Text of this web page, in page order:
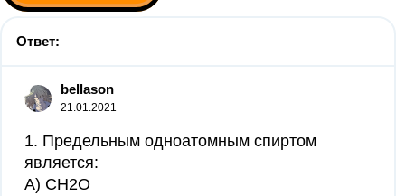
Ответ:
bellason
21.01.2021
1. Предельным одноатомным спиртом
является:
A) СH2O